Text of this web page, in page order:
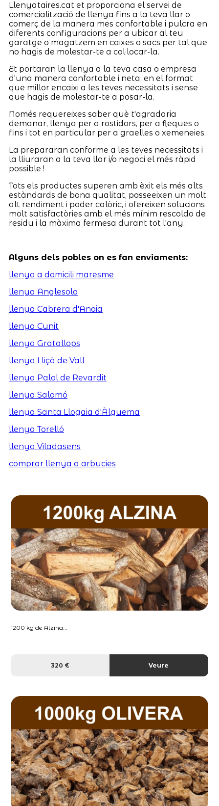
Llenyataires.cat et proporciona el servei de
comercialització de llenya fins a la teva llar o
comerç de la manera mes confortable i pulcra en
diferents configuracions per a ubicar al teu
garatge o magatzem en caixes o sacs per tal que
no hagis de molestar-te a col·locar-la.
Et portaran la llenya a la teva casa o empresa
d'una manera confortable i neta, en el format
que millor encaixi a les teves necessitats i sense
que hagis de molestar-te a posar-la.
Només requereixes saber què t'agradaria
demanar, llenya per a rostidors, per a fleques o
fins i tot en particular per a graelles o xemeneies.
La prepararan conforme a les teves necessitats i
la lliuraran a la teva llar i/o negoci el més ràpid
possible !
Tots els productes superen amb èxit els més alts
estàndards de bona qualitat, posseeixen un molt
alt rendiment i poder calòric, i ofereixen solucions
molt satisfactòries amb el més mínim rescoldo de
residu i la màxima fermesa durant tot l'any.
Alguns dels pobles on es fan enviaments:
llenya a domicili maresme
llenya Anglesola
llenya Cabrera d'Anoia
llenya Cunit
llenya Gratallops
llenya Lliçà de Vall
llenya Palol de Revardit
llenya Salomó
llenya Santa Llogaia d'Àlguema
llenya Torelló
llenya Viladasens
comprar llenya a arbucies
1200 kg de Alzina...
320 € Veure